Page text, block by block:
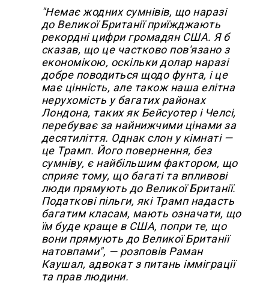
"Немає жодних сумнівів, що наразі
до Великої Британії приїжджають
рекордні цифри громадян США. Я б
сказав, що це частково пов'язано з
економікою, оскільки долар наразі
добре поводиться щодо фунта, і це
має цінність, але також наша елітна
нерухомість у багатих районах
Лондона, таких як Бейсуотер і Челсі,
перебуває за найнижчими цінами за
десятиліття. Однак слон у кімнаті —
це Трамп. Його повернення, без
сумніву, є найбільшим фактором, що
сприяє тому, що багаті та впливові
люди прямують до Великої Британії.
Податкові пільги, які Трамп надасть
багатим класам, мають означати, що
їм буде краще в США, попри те, що
вони прямують до Великої Британії
натовпами", — розповів Раман
Каушал, адвокат з питань імміграції
та прав людини.